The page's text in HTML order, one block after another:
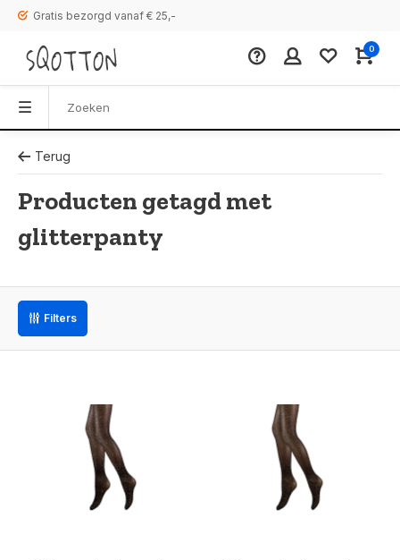
Gratis bezorgd vanaf € 25,-
0
Terug
Producten getagd met
glitterpanty
Filters